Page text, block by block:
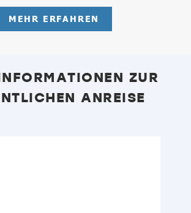
MEHR ERFAHREN
ZUR
ANREISE